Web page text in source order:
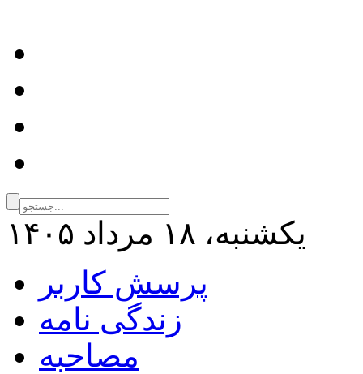
يكشنبه، ۱۸ مرداد ۱۴۰۵
پرسش کاربر
زندگی نامه
مصاحبه